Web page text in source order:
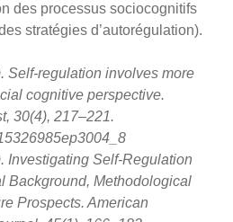
des processus sociocognitifs
stratégies d’autorégulation).
Self-regulation involves more
cognitive perspective.
30(4), 217–221.
Investigating Self-Regulation
Background, Methodological
Prospects. American